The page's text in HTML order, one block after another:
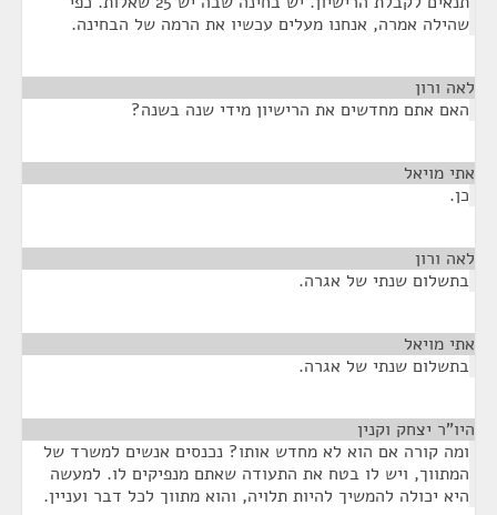
שהילה אמרה, אנחנו מעלים עכשיו את הרמה של הבחינה.
לאה ורון
האם אתם מחדשים את הרישיון מידי שנה בשנה?
אתי מויאל
כן.
לאה ורון
בתשלום שנתי של אגרה.
אתי מויאל
בתשלום שנתי של אגרה.
היו"ר יצחק וקנין
ומה קורה אם הוא לא מחדש אותו? נכנסים אנשים למשרד של
המתווך, ויש לו בטח את התעודה שאתם מנפיקים לו. למעשה
היא יכולה להמשיך להיות תלויה, והוא מתווך לכל דבר ועניין.